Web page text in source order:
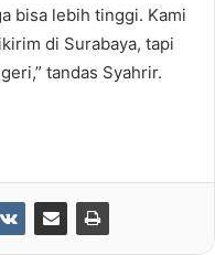
bisa lebih tinggi. Kami
di Surabaya, tapi
tandas Syahrir.